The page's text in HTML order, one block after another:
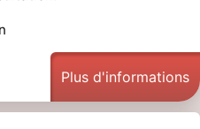
Plus d'informations